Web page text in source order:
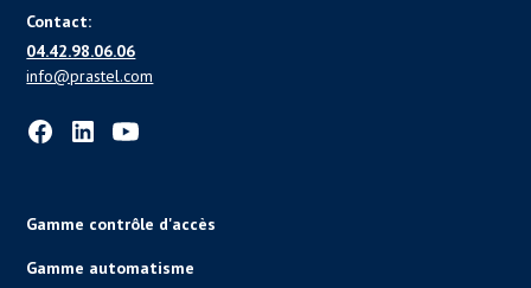
Contact:
04.42.98.06.06
info@prastel.com
Gamme contrôle d'accès
Gamme automatisme